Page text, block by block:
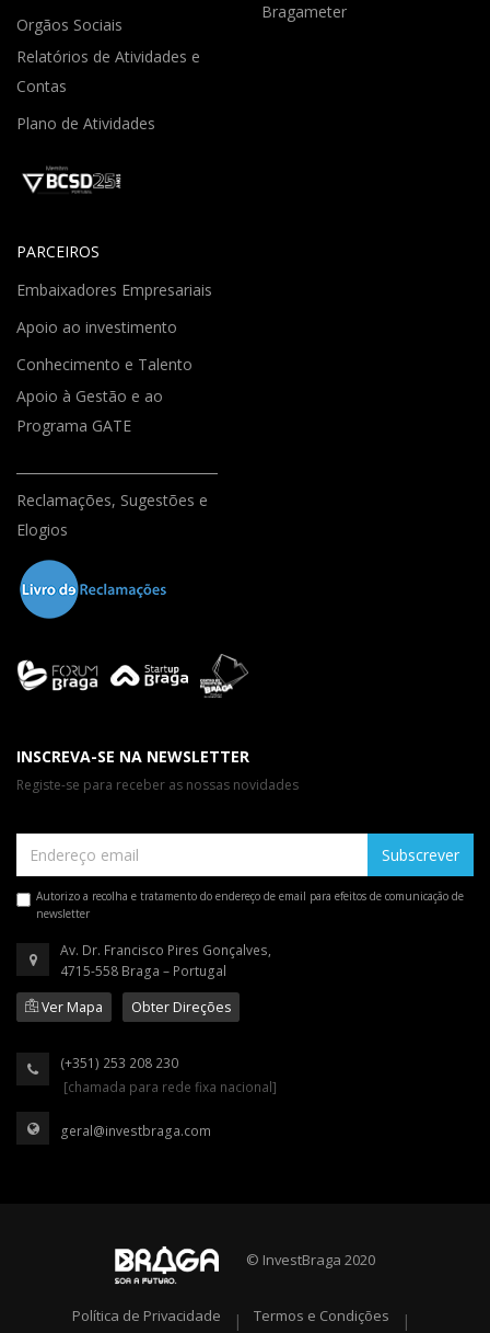
Orgãos Sociais
Relatórios de Atividades e
Contas
Plano de Atividades
Bragameter
PARCEIROS
Embaixadores Empresariais
Apoio ao investimento
Conhecimento e Talento
Apoio à Gestão e ao
Programa GATE
Reclamações, Sugestões e
Elogios
INSCREVA-SE NA NEWSLETTER
Registe-se para receber as nossas novidades
Subscrever
Autorizo a recolha e tratamento do endereço de email para efeitos de comunicação de
newsletter
Av. Dr. Francisco Pires Gonçalves,
4715-558 Braga – Portugal
Ver Mapa
Obter Direções
(+351) 253 208 230
[chamada para rede fixa nacional]
geral@investbraga.com
© InvestBraga 2020
Política de Privacidade | Termos e Condições |